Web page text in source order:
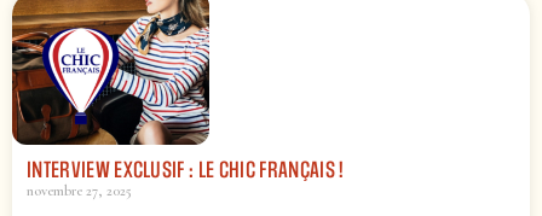
INTERVIEW EXCLUSIF : LE CHIC FRANÇAIS !
novembre 27, 2025